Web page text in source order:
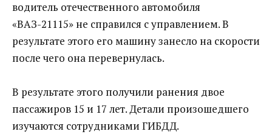
водитель отечественного автомобиля
«ВАЗ-21115» не справился с управлением. В
результате этого его машину занесло на скорости
после чего она перевернулась.
В результате этого получили ранения двое
пассажиров 15 и 17 лет. Детали произошедшего
изучаются сотрудниками ГИБДД.